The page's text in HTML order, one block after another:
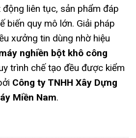
động liên tục, sản phẩm đáp
biến quy mô lớn. Giải pháp
xưởng tin dùng nhờ hiệu
nghiền bột khô công
trình chế tạo đều được kiểm
Công ty TNHH Xây Dựng
Miền Nam.